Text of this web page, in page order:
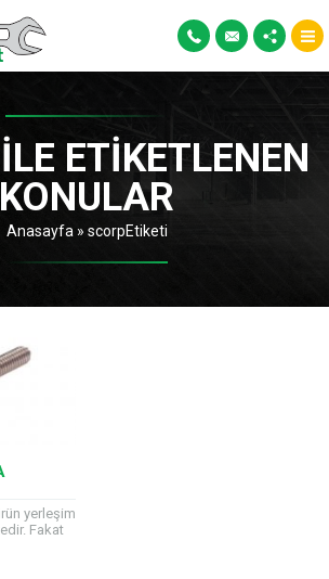
ETIKETLENEN
KONULAR
Anasayfa » scorpEtiketi
yerleşim
Fakat